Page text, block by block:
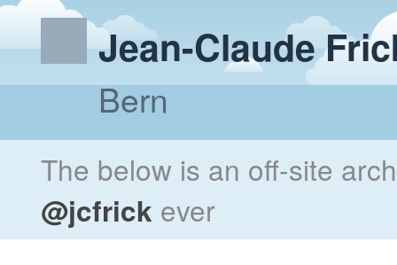
Jean-Claude
Bern
The below is an off-site
@jcfrick ever